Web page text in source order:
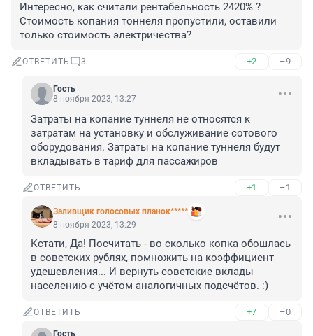
Интересно, как считали рентабельность 2420% ?
Стоимость копания тоннеля пропустили, оставили
только стоимость электричества?
ОТВЕТИТЬ 3 +2 –9
Гость
8 ноября 2023, 13:27
Затраты на копание туннеля не относятся к
затратам на установку и обслуживание сотового
оборудования. Затраты на копание туннеля будут
вкладывать в тариф для пассажиров
ОТВЕТИТЬ +1 –1
Заливщик голосовых планок*****
8 ноября 2023, 13:29
Кстати, Да! Посчитать - во сколько копка обошлась
в советских рублях, помножить на коэффициент
удешевления... И вернуть советские вклады
населению с учётом аналогичных подсчётов. :)
ОТВЕТИТЬ +7 –0
Гость